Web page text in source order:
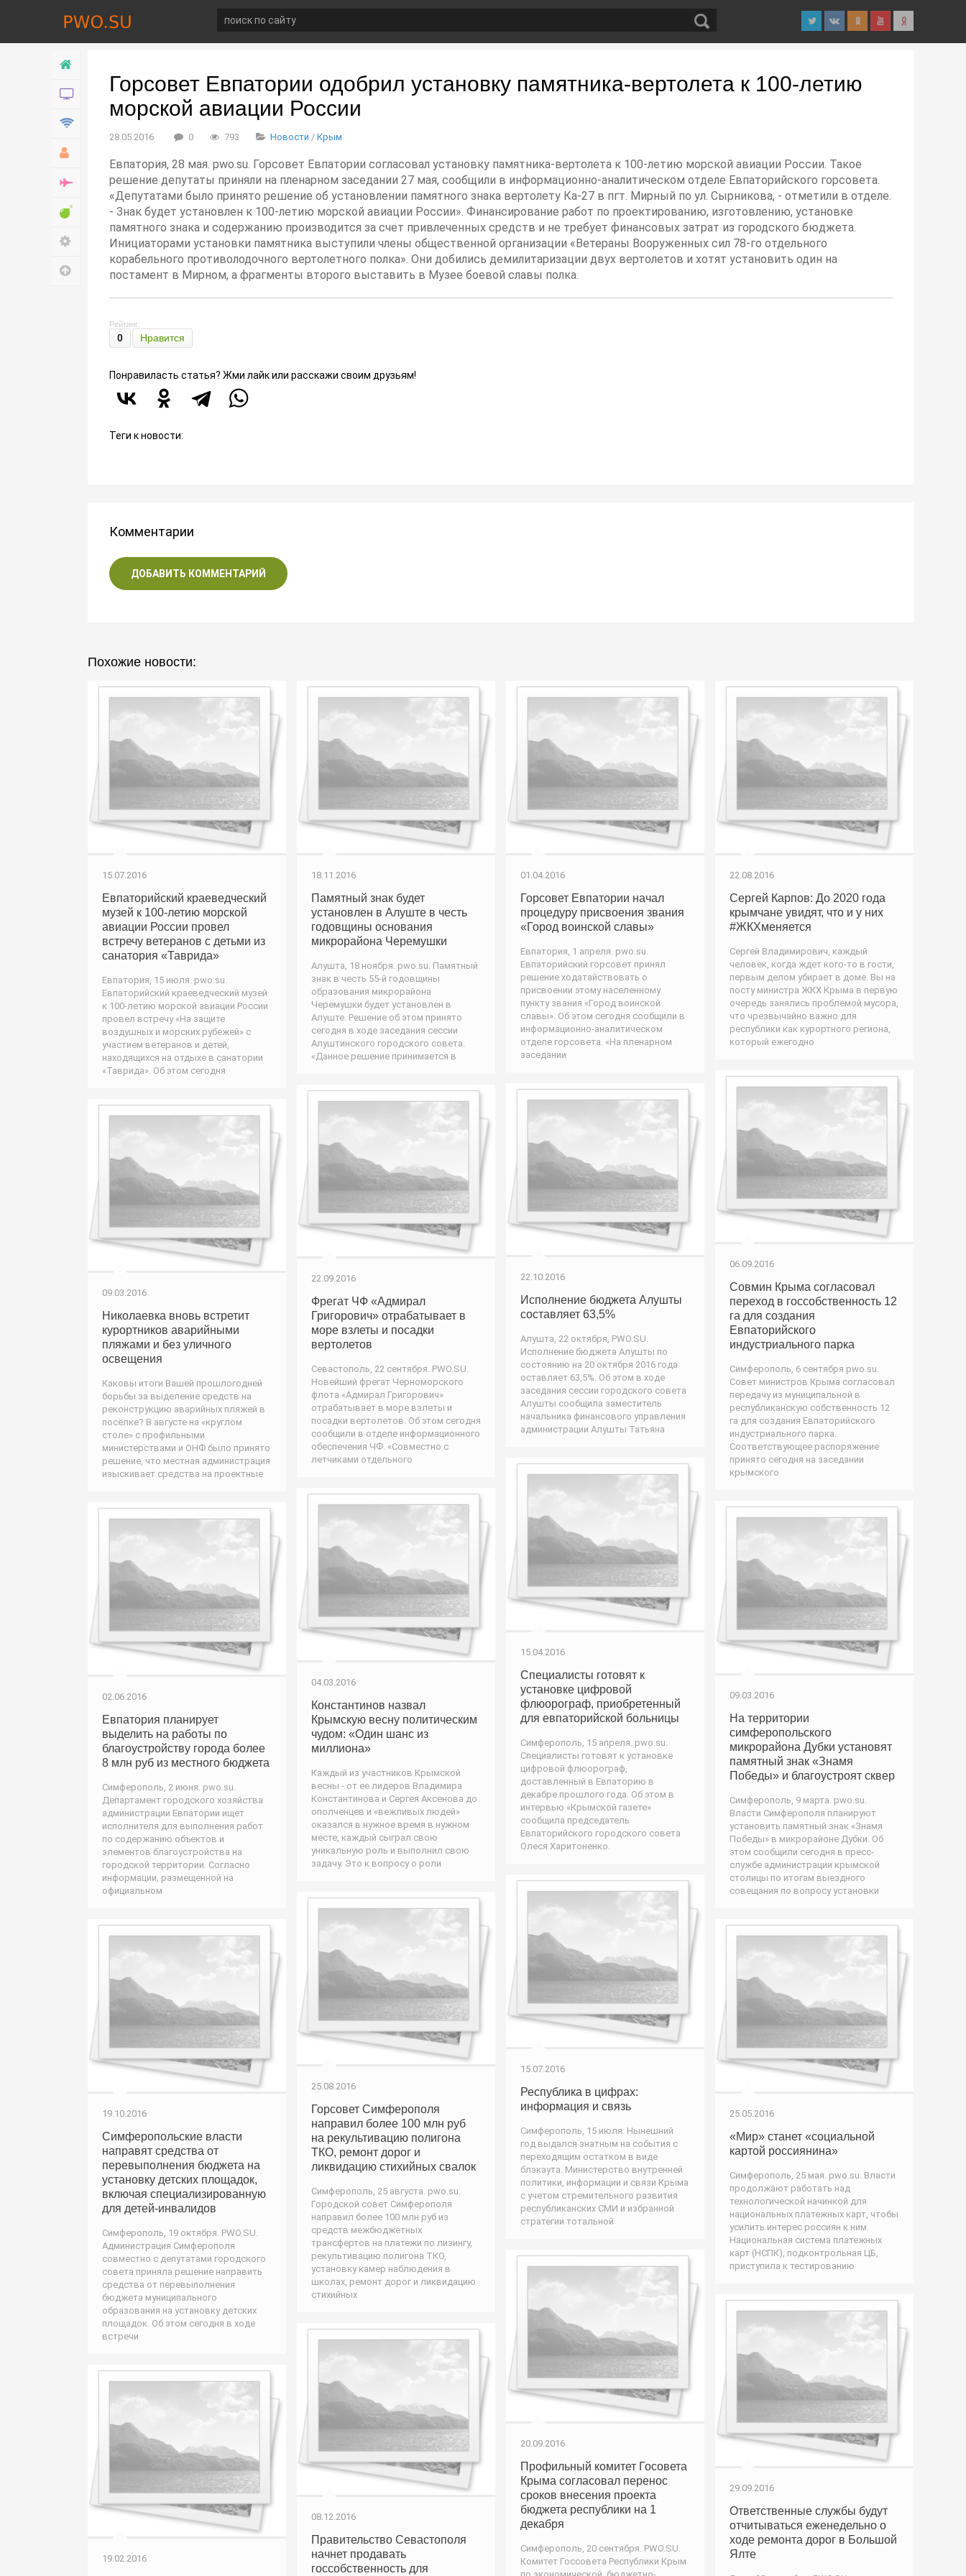
Новости
Технологии
Война
Развлечение
Настройки
Наверх
Горсовет Евпатории одобрил установку памятника-вертолета к 100-летию
морской авиации России
28.05.2016 0 793 Новости / Крым
Евпатория, 28 мая. pwo.su. Горсовет Евпатории согласовал установку памятника-вертолета к 100-летию морской авиации России. Такое
решение депутаты приняли на пленарном заседании 27 мая, сообщили в информационно-аналитическом отделе Евпаторийского горсовета.
«Депутатами было принято решение об установлении памятного знака вертолету Ка-27 в пгт. Мирный по ул. Сырникова, - отметили в отделе.
- Знак будет установлен к 100-летию морской авиации России». Финансирование работ по проектированию, изготовлению, установке
памятного знака и содержанию производится за счет привлеченных средств и не требует финансовых затрат из городского бюджета.
Инициаторами установки памятника выступили члены общественной организации «Ветераны Вооруженных сил 78-го отдельного
корабельного противолодочного вертолетного полка». Они добились демилитаризации двух вертолетов и хотят установить один на
постамент в Мирном, а фрагменты второго выставить в Музее боевой славы полка.
Рейтинг:
0 Нравится
Понравиласть статья? Жми лайк или расскажи своим друзьям!
Теги к новости:
Комментарии
ДОБАВИТЬ КОММЕНТАРИЙ
Похожие новости:
15.07.2016
Евпаторийский краеведческий
музей к 100-летию морской
авиации России провел
встречу ветеранов с детьми из
санатория «Таврида»
Евпатория, 15 июля. pwo.su.
Евпаторийский краеведческий музей
к 100-летию морской авиации России
провел встречу «На защите
воздушных и морских рубежей» с
участием ветеранов и детей,
находящихся на отдыхе в санатории
«Таврида». Об этом сегодня
18.11.2016
Памятный знак будет
установлен в Алуште в честь
годовщины основания
микрорайона Черемушки
Алушта, 18 ноября. pwo.su. Памятный
знак в честь 55-й годовщины
образования микрорайона
Черемушки будет установлен в
Алуште. Решение об этом принято
сегодня в ходе заседания сессии
Алуштинского городского совета.
«Данное решение принимается в
01.04.2016
Горсовет Евпатории начал
процедуру присвоения звания
«Город воинской славы»
Евпатория, 1 апреля. pwo.su.
Евпаторийский горсовет принял
решение ходатайствовать о
присвоении этому населенному
пункту звания «Город воинской
славы». Об этом сегодня сообщили в
информационно-аналитическом
отделе горсовета. «На пленарном
заседании
22.08.2016
Сергей Карпов: До 2020 года
крымчане увидят, что и у них
#ЖКХменяется
Сергей Владимирович, каждый
человек, когда ждет кого-то в гости,
первым делом убирает в доме. Вы на
посту министра ЖКХ Крыма в первую
очередь занялись проблемой мусора,
что чрезвычайно важно для
республики как курортного региона,
который ежегодно
06.09.2016
Совмин Крыма согласовал
переход в госсобственность 12
га для создания
Евпаторийского
индустриального парка
Симферополь, 6 сентября pwo.su.
Совет министров Крыма согласовал
передачу из муниципальной в
республиканскую собственность 12
га для создания Евпаторийского
индустриального парка.
Соответствующее распоряжение
принято сегодня на заседании
крымского
22.10.2016
Исполнение бюджета Алушты
составляет 63,5%
Алушта, 22 октября, PWO.SU.
Исполнение бюджета Алушты по
состоянию на 20 октября 2016 года
оставляет 63,5%. Об этом в ходе
заседания сессии городского совета
Алушты сообщила заместитель
начальника финансового управления
администрации Алушты Татьяна
22.09.2016
Фрегат ЧФ «Адмирал
Григорович» отрабатывает в
море взлеты и посадки
вертолетов
Севастополь, 22 сентября. PWO.SU.
Новейший фрегат Черноморского
флота «Адмирал Григорович»
отрабатывает в море взлеты и
посадки вертолетов. Об этом сегодня
сообщили в отделе информационного
обеспечения ЧФ. «Совместно с
летчиками отдельного
09.03.2016
Николаевка вновь встретит
курортников аварийными
пляжами и без уличного
освещения
Каковы итоги Вашей прошлогодней
борьбы за выделение средств на
реконструкцию аварийных пляжей в
посёлке? В августе на «круглом
столе» с профильными
министерствами и ОНФ было принято
решение, что местная администрация
изыскивает средства на проектные
15.04.2016
Специалисты готовят к
установке цифровой
флюорограф, приобретенный
для евпаторийской больницы
Симферополь, 15 апреля. pwo.su.
Специалисты готовят к установке
цифровой флюорограф,
доставленный в Евпаторию в
декабре прошлого года. Об этом в
интервью «Крымской газете»
сообщила председатель
Евпаторийского городского совета
Олеся Харитоненко.
04.03.2016
Константинов назвал
Крымскую весну политическим
чудом: «Один шанс из
миллиона»
Каждый из участников Крымской
весны - от ее лидеров Владимира
Константинова и Сергея Аксенова до
ополченцев и «вежливых людей»
оказался в нужное время в нужном
месте, каждый сыграл свою
уникальную роль и выполнил свою
задачу. Это к вопросу о роли
09.03.2016
На территории
симферопольского
микрорайона Дубки установят
памятный знак «Знамя
Победы» и благоустроят сквер
Симферополь, 9 марта. pwo.su.
Власти Симферополя планируют
установить памятный знак «Знамя
Победы» в микрорайоне Дубки. Об
этом сообщили сегодня в пресс-
службе администрации крымской
столицы по итогам выездного
совещания по вопросу установки
02.06.2016
Евпатория планирует
выделить на работы по
благоустройству города более
8 млн руб из местного бюджета
Симферополь, 2 июня. pwo.su.
Департамент городского хозяйства
администрации Евпатории ищет
исполнителя для выполнения работ
по содержанию объектов и
элементов благоустройства на
городской территории. Согласно
информации, размещенной на
официальном
15.07.2016
Республика в цифрах:
информация и связь
Симферополь, 15 июля. Нынешний
год выдался знатным на события с
переходящим остатком в виде
блэкаута. Министерство внутренней
политики, информации и связи Крыма
с учетом стремительного развития
республиканских СМИ и избранной
стратегии тотальной
25.08.2016
Горсовет Симферополя
направил более 100 млн руб
на рекультивацию полигона
ТКО, ремонт дорог и
ликвидацию стихийных свалок
Симферополь, 25 августа. pwo.su.
Городской совет Симферополя
направил более 100 млн руб из
средств межбюджетных
трансфертов на платежи по лизингу,
рекультивацию полигона ТКО,
установку камер наблюдения в
школах, ремонт дорог и ликвидацию
стихийных
19.10.2016
Симферопольские власти
направят средства от
перевыполнения бюджета на
установку детских площадок,
включая специализированную
для детей-инвалидов
Симферополь, 19 октября. PWO.SU.
Администрация Симферополя
совместно с депутатами городского
совета приняла решение направить
средства от перевыполнения
бюджета муниципального
образования на установку детских
площадок. Об этом сегодня в ходе
встречи
25.05.2016
«Мир» станет «социальной
картой россиянина»
Симферополь, 25 мая. pwo.su. Власти
продолжают работать над
технологической начинкой для
национальных платежных карт, чтобы
усилить интерес россиян к ним.
Национальная система платежных
карт (НСПК), подконтрольная ЦБ,
приступила к тестированию
20.09.2016
Профильный комитет Госовета
Крыма согласовал перенос
сроков внесения проекта
бюджета республики на 1
декабря
Симферополь, 20 сентября. PWO.SU.
Комитет Госсовета Республики Крым
29.09.2016
Ответственные службы будут
отчитываться еженедельно о
ходе ремонта дорог в Большой
Ялте
08.12.2016
Правительство Севастополя
начнет продавать
госсобственность для
19.02.2016